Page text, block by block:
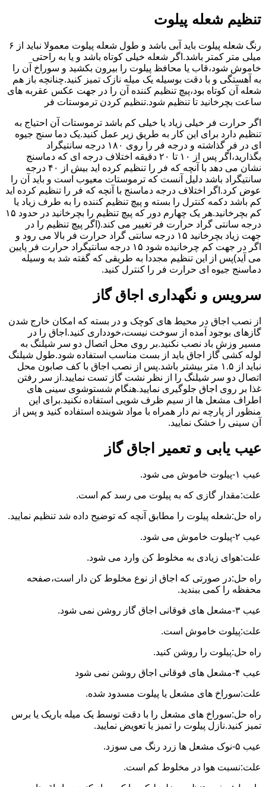
تنظیم شعله پیلوت
رنگ شعله پیلوت باید آبی باشد و طول شعله پیلوت معمولا نباید از ۶
میلی متر کمتر باشد.اگر شعله خیلی کوتاه باشد و یا به راحتی
خاموش شود،قاب یا محافظ پیلوت را بیرون بکشید و سوراخ آن را
به آهستگی و با دقت بوسیله یک میله نازک تمیز کنید.چنانچه باز هم
شعله آن کوتاه بود،پیچ تنظیم کننده آن را در جهت عکس عقربه های
ساعت بچرخانید تا تنظیم شود.تنظیم کردن ترموستات فر
اگر حرارت فر خیلی زیاد یا خیلی کم باشد ترموستات آن احتیاج به
تنظیم دارد برای این کار به طریق زیر عمل کنید.یک دما سنج جیوه
ای در فر گذاشته و درجه فر را روی ۱۸۰ درجه سانتیگراد
بگذارید،اگر پس از ۱۰ تا ۲۰ دقیقه اختلاف درجه ای که دماسنج
نشان می دهد با آنچه که فر را تنظیم کرده اید بیش از ۴۰ درجه
سانتیگراد باشد دلیل آنست که ترموستات معیوب است و باید آن را
عوض کرد.اگر اختلاف درجه دماسنج با آنچه که فر را تنظیم کرده اید
کم باشد دکمه کنترل را بسته و پیچ تنظیم کننده را به طرف زیاد یا
کم بچرخانید.هر یک چهارم دور که پیچ تنظیم را بچرخانید در حدود ۱۵
درجه سانتی گراد حرارت فر تغییر می کند.(اگر پیچ تنظیم را در
جهت زیاد بچرخانید ۱۵ درجه سانتی گراد حرارت فر بالا می رود و
اگر در جهت کم چرخانیده شود ۱۵ درجه سانتیگراد حرارت فر پایین
می آید)پس از این تنظیم مجددا به طریقی که گفته شد به وسیله
دماسنج جیوه ای حرارت فر را کنترل کنید.
سرویس و نگهداری اجاق گاز
از نصب اجاق در محیط های کوچک و در بسته که امکان خارج شدن
گازهای بوجود آمده از سوخت نیست،خودداری کنید.اجاق را در
مسیر وزش باد نصب نکنید.بر روی محل اتصال دو سر شیلنگ به
لوله کشی گاز اجاق باید از بست مناسب استفاده شود.طول شیلنگ
نباید از ۱.۵ متر بیشتر باشد.پس از نصب اجاق با کف صابون محل
اتصال دو سر شیلنگ را از نظر نشت گاز تست نمایید.از سر رفتن
غذا بر روی اجاق جلوگیری نمایید.هنگام شستوشوی سینی های
اطراف مشعل ها از سیم ظرف شویی استفاده نکنید.برای این
منظور از پارچه نم دار همراه با مواد شوینده استفاده کنید و پس از
آن سینی را خشک نمایید.
عیب یابی و تعمیر اجاق گاز
عیب ۱-پیلوت خاموش می شود.
علت:مقدار گازی که به پیلوت می رسد کم است.
راه حل:شعله پیلوت را مطابق آنچه که توضیح داده شد تنظیم نمایید.
عیب ۲-پیلوت خاموش می شود.
علت:هوای زیادی به مخلوط کن وارد می شود.
راه حل:در صورتی که اجاق از نوع مخلوط کن دار است،صفحه
محفظه را کمی ببندید.
عیب ۳-مشعل های فوقانی اجاق گاز روشن نمی شود.
علت:پیلوت خاموش است.
راه حل:پیلوت را روشن کنید.
عیب ۴-مشعل های فوقانی اجاق روشن نمی شود
علت:سوراخ های مشعل یا پیلوت مسدود شده.
راه حل:سوراخ های مشعل را با دقت توسط یک میله باریک یا برس
تمیز کنید.نازل پیلوت را تمیز یا تعویض نمایید.
عیب ۵-نوک مشعل ها زرد رنگ می سوزد.
علت:نسبت هوا در مخلوط کم است.